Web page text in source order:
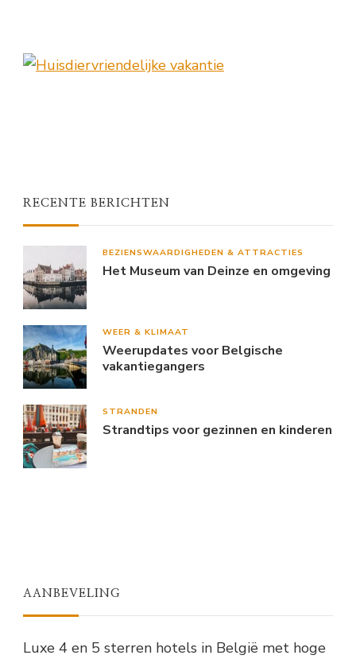
RECENTE BERICHTEN
BEZIENSWAARDIGHEDEN & ATTRACTIES
Het Museum van Deinze en omgeving
WEER & KLIMAAT
Weerupdates voor Belgische
vakantiegangers
STRANDEN
Strandtips voor gezinnen en kinderen
AANBEVELING
Luxe 4 en 5 sterren hotels in België met hoge